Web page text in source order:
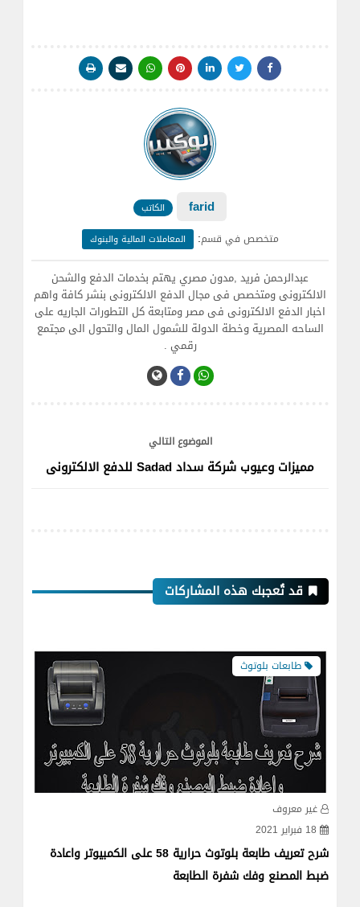
farid الكاتب
متخصص في قسم: المعاملات المالية والبنوك
عبدالرحمن فريد ,مدون مصري يهتم بخدمات الدفع والشحن
الالكترونى ومتخصص فى مجال الدفع الالكترونى بنشر كافة واهم
اخبار الدفع الالكترونى فى مصر ومتابعة كل التطورات الجاريه على
الساحه المصرية وخطة الدولة للشمول المال والتحول الى مجتمع
رقمي .
الموضوع التالي
مميزات وعيوب شركة سداد Sadad للدفع الالكترونى
قد تُعجبك هذه المشاركات
طابعات بلوتوث
غير معروف
18 فبراير 2021
شرح تعريف طابعة بلوتوث حرارية 58 على الكمبيوتر واعادة
ضبط المصنع وفك شفرة الطابعة